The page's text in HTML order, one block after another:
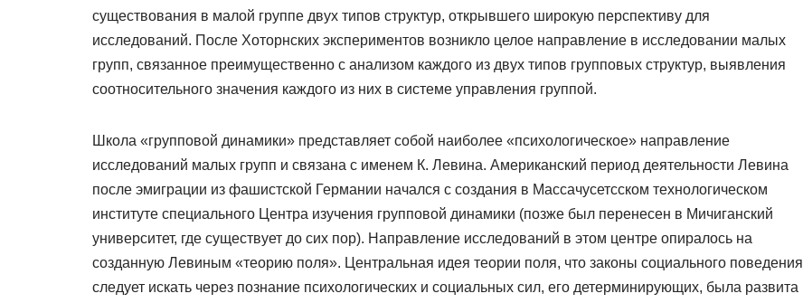
существования в малой группе двух типов структур, открывшего широкую перспективу для
исследований. После Хоторнских экспериментов возникло целое направление в исследовании малых
групп, связанное преимущественно с анализом каждого из двух типов групповых структур, выявления
соотносительного значения каждого из них в системе управления группой.
Школа «групповой динамики» представляет собой наиболее «психологическое» направление
исследований малых групп и связана с именем К. Левина. Американский период деятельности Левина
после эмиграции из фашистской Германии начался с создания в Массачусетсском технологическом
институте специального Центра изучения групповой динамики (позже был перенесен в Мичиганский
университет, где существует до сих пор). Направление исследований в этом центре опиралось на
созданную Левиным «теорию поля». Центральная идея теории поля, что законы социального поведения
следует искать через познание психологических и социальных сил, его детерминирующих, была развита